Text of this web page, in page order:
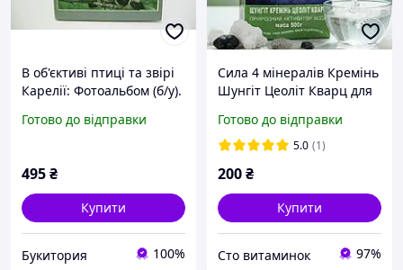
В об'єктиві птиці та звірі
Карелії: Фотоальбом (б/у).
Готово до відправки
495₴
Купити
Букитория 100%
Сила 4 мінералів Кремінь
Шунгіт Цеоліт Кварц для
Походження: Карелія.
Готово до відправки
5.0 (1)
200₴
Купити
Сто витаминок 97%